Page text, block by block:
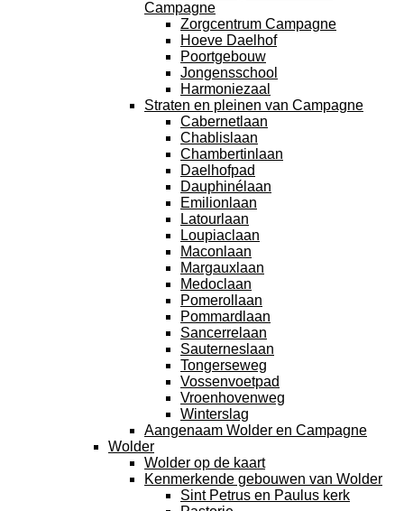
Campagne
Zorgcentrum Campagne
Hoeve Daelhof
Poortgebouw
Jongensschool
Harmoniezaal
Straten en pleinen van Campagne
Cabernetlaan
Chablislaan
Chambertinlaan
Daelhofpad
Dauphinélaan
Emilionlaan
Latourlaan
Loupiaclaan
Maconlaan
Margauxlaan
Medoclaan
Pomerollaan
Pommardlaan
Sancerrelaan
Sauterneslaan
Tongerseweg
Vossenvoetpad
Vroenhovenweg
Winterslag
Aangenaam Wolder en Campagne
Wolder
Wolder op de kaart
Kenmerkende gebouwen van Wolder
Sint Petrus en Paulus kerk